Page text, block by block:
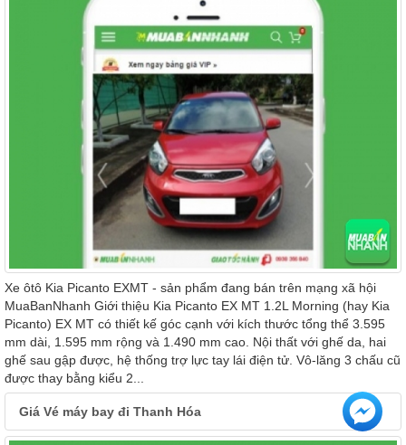
Xe ôtô Kia Picanto EXMT - sản phẩm đang bán trên mạng xã hội
MuaBanNhanh Giới thiệu Kia Picanto EX MT 1.2L Morning (hay Kia
Picanto) EX MT có thiết kế góc cạnh với kích thước tổng thể 3.595
mm dài, 1.595 mm rộng và 1.490 mm cao. Nội thất với ghế da, hai
ghế sau gập được, hệ thống trợ lực tay lái điện tử. Vô-lăng 3 chấu cũ
được thay bằng kiểu 2...
Giá Vé máy bay đi Thanh Hóa